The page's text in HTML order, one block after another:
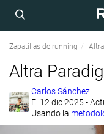
Zapatillas de running Altra
Altra
Carlos Sánchez
El 12 dic 2025 -
Usando la